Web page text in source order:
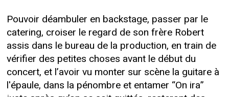
Pouvoir déambuler en backstage, passer par le
catering, croiser le regard de son frère Robert
assis dans le bureau de la production, en train de
vérifier des petites choses avant le début du
concert, et l’avoir vu monter sur scène la guitare à
l'épaule, dans la pénombre et entamer “On ira”